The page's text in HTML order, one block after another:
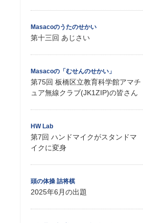
Masacoのうたのせかい
第十三回 あじさい
Masacoの「むせんのせかい」
第75回 板橋区立教育科学館アマチ
ュア無線クラブ(JK1ZIP)の皆さん
HW Lab
第7回 ハンドマイクがスタンドマ
イクに変身
頭の体操 詰将棋
2025年6月の出題